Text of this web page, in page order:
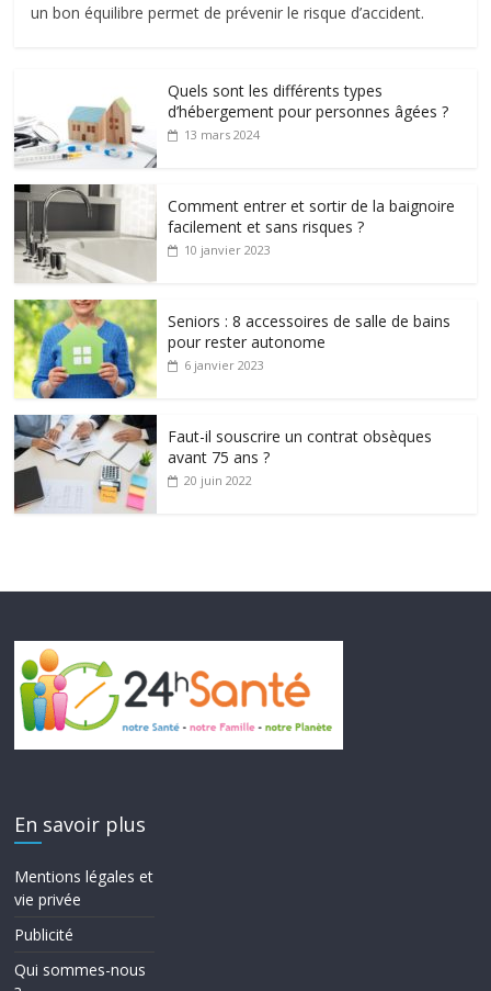
un bon équilibre permet de prévenir le risque d’accident.
Quels sont les différents types
d’hébergement pour personnes âgées ?
13 mars 2024
Comment entrer et sortir de la baignoire
facilement et sans risques ?
10 janvier 2023
Seniors : 8 accessoires de salle de bains
pour rester autonome
6 janvier 2023
Faut-il souscrire un contrat obsèques
avant 75 ans ?
20 juin 2022
En savoir plus
Mentions légales et
vie privée
Publicité
Qui sommes-nous